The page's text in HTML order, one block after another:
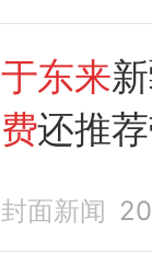
于东来
费还推
意
封面新闻